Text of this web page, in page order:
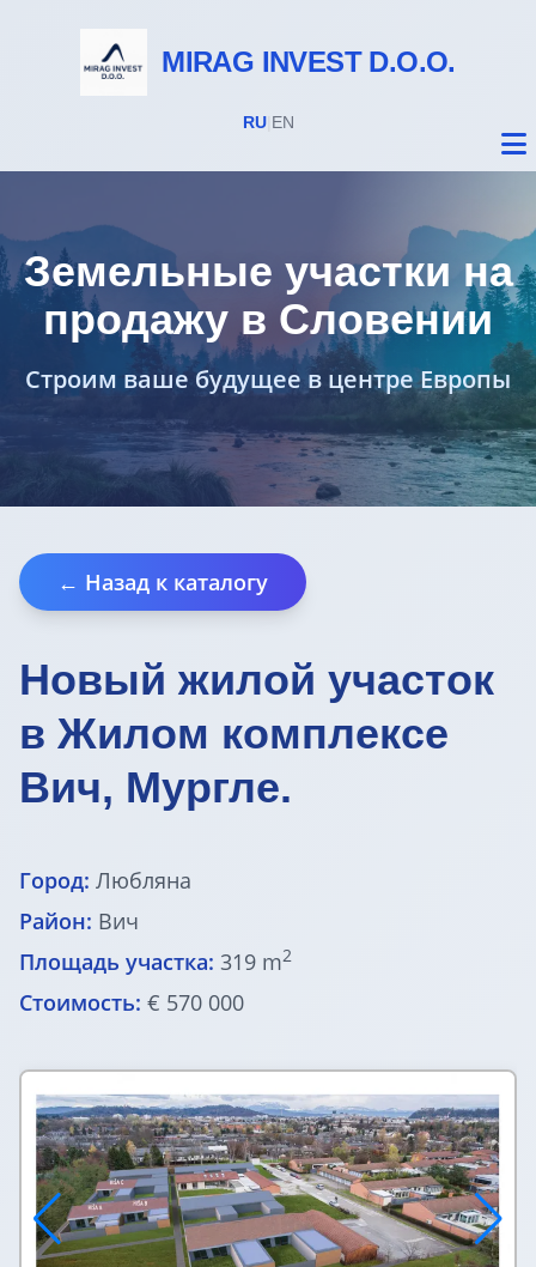
MIRAG INVEST D.O.O.
RU| EN
Недвижимость
Все объекты
Дома на Бледе
Земельные участки под строительство
Земельные участки в Бледе
Фермы в Словении
Офисы в Любляне
ВНЖ в Словении
Земельные участки на
продажу в Словении
Строим ваше будущее в центре Европы
← Назад к каталогу
Новый жилой участок
в Жилом комплексе
Вич, Мургле.
Город: Любляна
Район: Вич
Площадь участка: 319 m2
Стоимость: € 570 000